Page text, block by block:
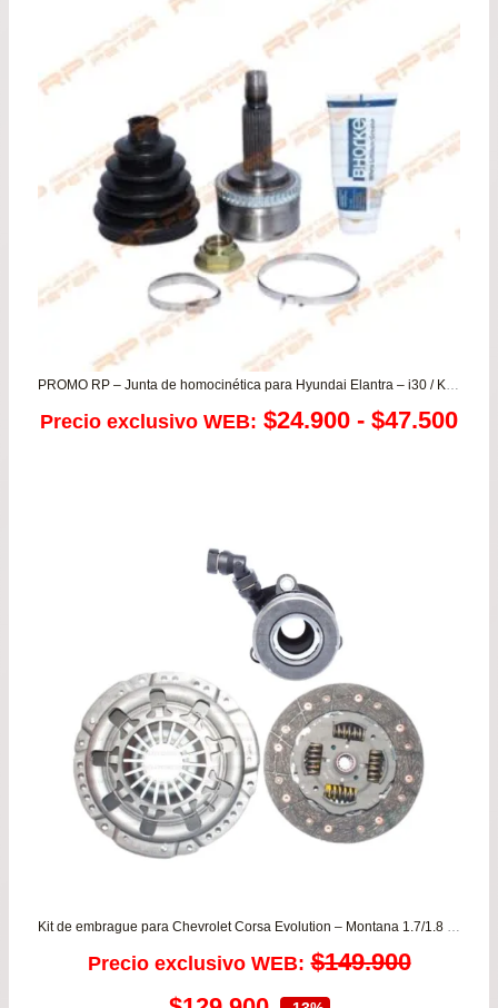
PROMO RP – Junta de homocinética para Hyundai Elantra – i30 / Kia Cerato
Precio exclusivo WEB: $24.900 - $47.500
Precio exclusivo WEB: $149.900